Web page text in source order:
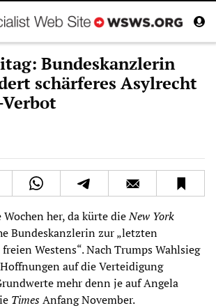
Bundeskanzlerin
schärferes Asylrecht
Wochen her, da kürte dieNew York
Bundeskanzlerin zur „letzten
Westens“. Nach Trumps Wahlsieg
auf die Verteidigung
mehr denn je auf Angela
TimesAnfang November.